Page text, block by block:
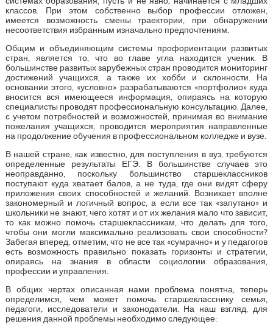
классов. При этом собственно выбор профессии отложен,
имеется возможность смены траектории, при обнаружении
несоответствия избранным изначально предпочтениям.
Общим и объединяющим системы профориентации развитых
стран, является то, что во главе угла находится ученик. В
большинстве развитых зарубежных стран проводится мониторинг
достижений учащихся, а также их хобби и склонности. На
основании этого, «условно» разрабатываются «портфолио» куда
вносится вся имеющееся информация, опираясь на которую
специалисты проводят профессиональную консультацию. Далее,
с учетом потребностей и возможностей, принимая во внимание
пожелания учащихся, проводится мероприятия направленные
на продолжение обучения в профессиональном колледже и вузе.
В нашей стране, как известно, для поступления в вуз, требуются
определенные результаты ЕГЭ. В большинстве случаев это
неоправданно, поскольку большинство старшеклассников
поступают куда хватает балов, а не туда, где они видят сферу
приложения своих способностей и желаний. Возникает вполне
закономерный и логичный вопрос, а если все так «запутано» и
школьники не знают, чего хотят и от их желания мало что зависит,
то как можно помочь старшеклассникам, что делать для того,
чтобы они могли максимально реализовать свои способности?
Забегая вперед, отметим, что не все так «сумрачно» и у педагогов
есть возможность правильно показать горизонты и стратегии,
опираясь на знания в области социологии образования,
профессии и управления.
В общих чертах описанная нами проблема понятна, теперь
определимся, чем может помочь старшекласснику семья,
педагоги, исследователи и законодатели. На наш взгляд, для
решения данной проблемы необходимо следующее: